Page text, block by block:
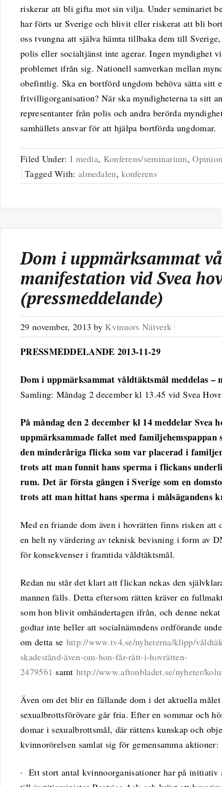
riskerar att bli gifta mot sin vilja. Under seminariet
har förts ur Sverige och blivit eller riskerat att bli
oss tvungna att själva hämta tillbaka dem till
polis eller socialtjänst inte agerar. Ingen myndighet
problemet ifrån sig. Nationell samverkan mellan
obefintlig. Ska en bortförd ungdom behöva sätta sitt
frivilligorganisation? När ska myndigheterna ta sitt
representanter från polis och andra berörda
samhällets ansvar för att hjälpa bortförda ungdomar.
Filed Under: I media, Konferens/seminarium,
Tagged With: almedalen,konferens
Dom i uppmärksammat
manifestation vid Svea
(pressmeddelande)
29 november, 2013 by Kvinnors Nätverk
PRESSMEDDELANDE 2013-11-29
Dom i uppmärksammat våldtäktsmål meddelas –
Samling: Måndag 2 december kl 13.45 vid Svea
På måndag den 2 december kl 14 meddelar Svea
uppmärksammade fallet med
den minderåriga flicka som var placerad i
trots att man funnit hans sperma i flickans
rum. Det är första gången i Sverige som en
trots att man hittat hans sperma i målsägandens
Med en friande dom även i hovrätten finns risken att
en helt ny värdering av teknisk bevisning i form av
för konsekvenser i framtida våldtäktsmål.
Redan nu står det klart att flickan nekas den
mannen fälls. Detta eftersom rätten kräver en
som hon blivit omhändertagen ifrån, och denne
godtar inte heller att socialnämndens ordförande
om detta se http://www.tv4.se/nyheterna/klipp/
skadestånd-även-om-hon-får-rätt-i-hovrätten-
2479561 samt http://www.aftonbladet.se/nyheter/
Även om det blir en fällande dom i det aktuella
sexualbrottsförövare går fria. Efter en sommar och
domar i sexualbrottsmål, där rättens kunskap och
kvinnorörelsen samlat sig för gemensamma aktioner:
· Ett stort antal kvinnoorganisationer har på